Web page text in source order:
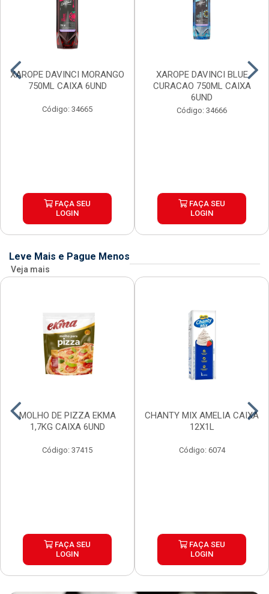
XAROPE DAVINCI MORANGO
750ML CAIXA 6UND
Código: 34665
FAÇA SEU
LOGIN
XAROPE DAVINCI BLUE
CURACAO 750ML CAIXA
6UND
Código: 34666
FAÇA SEU
LOGIN
Leve Mais e Pague Menos
Veja mais
MOLHO DE PIZZA EKMA
1,7KG CAIXA 6UND
Código: 37415
FAÇA SEU
LOGIN
CHANTY MIX AMELIA CAIXA
12X1L
Código: 6074
FAÇA SEU
LOGIN